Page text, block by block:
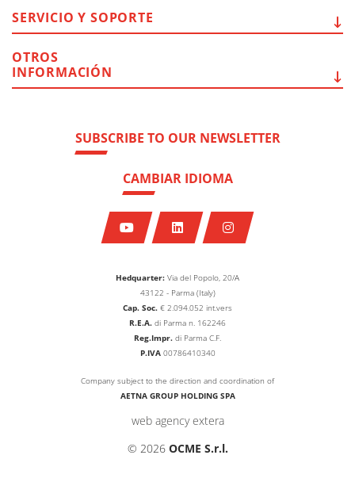
Hedquarter: Via del Popolo, 20/A
43122 - Parma (Italy)
Cap. Soc. € 2.094.052 int.vers
R.E.A. di Parma n. 162246
Reg.Impr. di Parma C.F.
P.IVA00786410340
Company subject to the direction and coordination of
AETNA GROUP HOLDING SPA
web agency extera
© 2026 OCME S.r.l.
SUBSCRIBE TO OUR NEWSLETTER
CAMBIAR IDIOMA
SERVICIO Y SOPORTE
OTROS
INFORMACIÓN